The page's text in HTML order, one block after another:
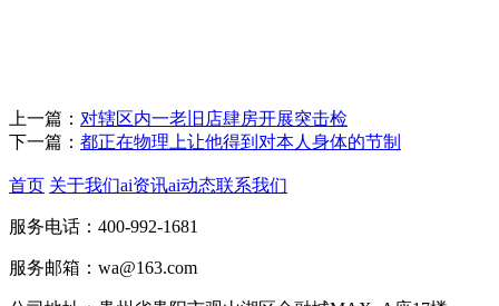
上一篇： 对辖区内一老旧店肆房开展突击检
下一篇： 都正在物理上让他得到对本人身体的节制
首页 关于我们ai资讯ai动态联系我们
服务电话：400-992-1681
服务邮箱：wa@163.com